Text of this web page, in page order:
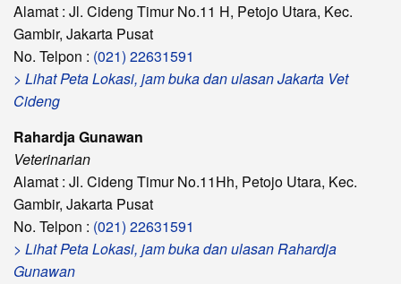
Alamat : Jl. Cideng Timur No.11 H, Petojo Utara, Kec.
Gambir, Jakarta Pusat
No. Telpon : (021) 22631591
> Lihat Peta Lokasi, jam buka dan ulasan Jakarta Vet
Cideng
Rahardja Gunawan
Veterinarian
Alamat : Jl. Cideng Timur No.11Hh, Petojo Utara, Kec.
Gambir, Jakarta Pusat
No. Telpon : (021) 22631591
> Lihat Peta Lokasi, jam buka dan ulasan Rahardja
Gunawan